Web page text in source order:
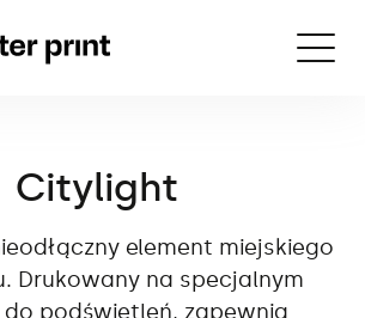
Citylight
element miejskiego
Drukowany na specjalnym
do podświetleń, zapewnia